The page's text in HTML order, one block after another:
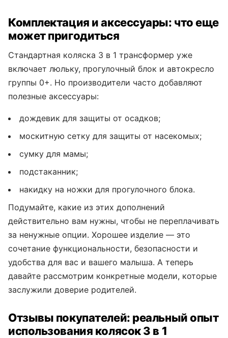
Комплектация и аксессуары: что еще
может пригодиться
Стандартная коляска 3 в 1 трансформер уже
включает люльку, прогулочный блок и автокресло
группы 0+. Но производители часто добавляют
полезные аксессуары:
дождевик для защиты от осадков;
москитную сетку для защиты от насекомых;
сумку для мамы;
подстаканник;
накидку на ножки для прогулочного блока.
Подумайте, какие из этих дополнений
действительно вам нужны, чтобы не переплачивать
за ненужные опции. Хорошее изделие — это
сочетание функциональности, безопасности и
удобства для вас и вашего малыша. А теперь
давайте рассмотрим конкретные модели, которые
заслужили доверие родителей.
Отзывы покупателей: реальный опыт
использования колясок 3 в 1